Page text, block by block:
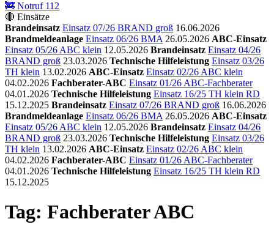
🚒 Notruf 112
🔴 Einsätze
Brandeinsatz Einsatz 07/26 BRAND groß 16.06.2026
Brandmeldeanlage Einsatz 06/26 BMA 26.05.2026 ABC-Einsatz
Einsatz 05/26 ABC klein 12.05.2026 Brandeinsatz Einsatz 04/26
BRAND groß 23.03.2026 Technische Hilfeleistung Einsatz 03/26
TH klein 13.02.2026 ABC-Einsatz Einsatz 02/26 ABC klein
04.02.2026 Fachberater-ABC Einsatz 01/26 ABC-Fachberater
04.01.2026 Technische Hilfeleistung Einsatz 16/25 TH klein RD
15.12.2025 Brandeinsatz Einsatz 07/26 BRAND groß 16.06.2026
Brandmeldeanlage Einsatz 06/26 BMA 26.05.2026 ABC-Einsatz
Einsatz 05/26 ABC klein 12.05.2026 Brandeinsatz Einsatz 04/26
BRAND groß 23.03.2026 Technische Hilfeleistung Einsatz 03/26
TH klein 13.02.2026 ABC-Einsatz Einsatz 02/26 ABC klein
04.02.2026 Fachberater-ABC Einsatz 01/26 ABC-Fachberater
04.01.2026 Technische Hilfeleistung Einsatz 16/25 TH klein RD
15.12.2025
Tag: Fachberater ABC